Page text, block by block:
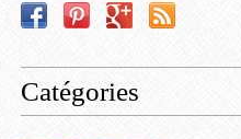
Catégories